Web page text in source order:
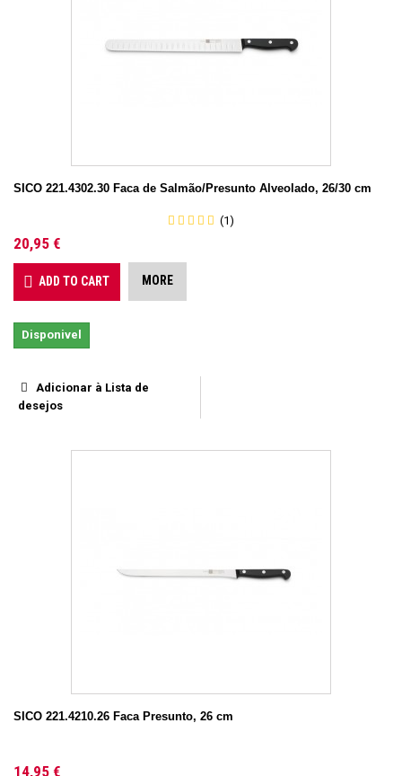
SICO 221.4302.30 Faca de Salmão/Presunto Alveolado, 26/30 cm
(1)
20,95 €
ADD TO CART MORE
Disponivel
Adicionar à Lista de
desejos
SICO 221.4210.26 Faca Presunto, 26 cm
14,95 €